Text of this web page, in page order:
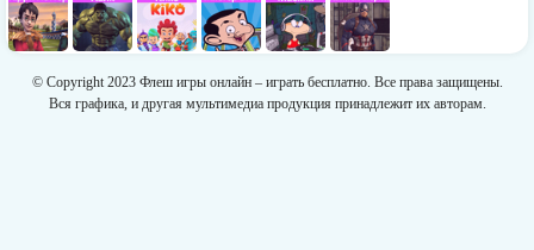
© Copyright 2023 Флеш игры онлайн – играть бесплатно. Все права защищены.
Вся графика, и другая мультимедиа продукция принадлежит их авторам.